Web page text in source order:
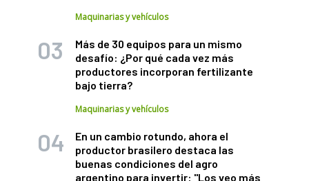
Maquinarias y vehículos
Más de 30 equipos para un mismo
desafío: ¿Por qué cada vez más
productores incorporan fertilizante
bajo tierra?
Maquinarias y vehículos
En un cambio rotundo, ahora el
productor brasilero destaca las
buenas condiciones del agro
argentino para invertir: "Los veo más